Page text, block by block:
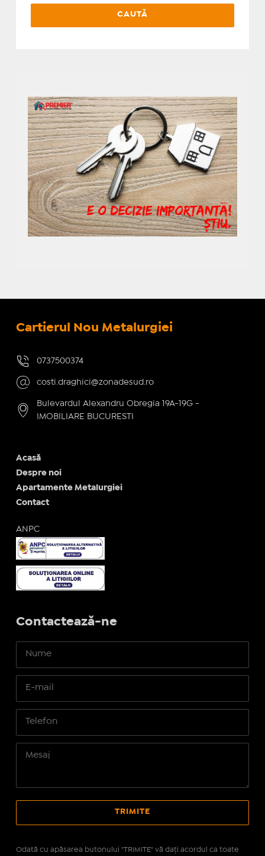
Cartierul Nou Metalurgiei
0737500374
costi.draghici@zonadesud.ro
Bulevardul Alexandru Obregia 19A-19G -
IMOBILIARE BUCURESTI
Acasă
Despre noi
Apartamente Metalurgiei
Contact
ANPC
Contactează-ne
Odată cu apăsarea butonului "TRIMITE" vă daţi acordul ca toate